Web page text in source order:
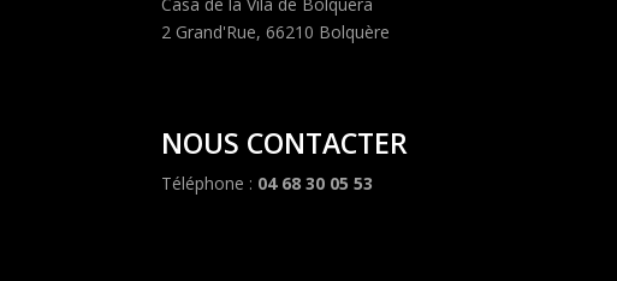
2 Grand'Rue, 66210 Bolquère
NOUS CONTACTER
Téléphone : 04 68 30 05 53